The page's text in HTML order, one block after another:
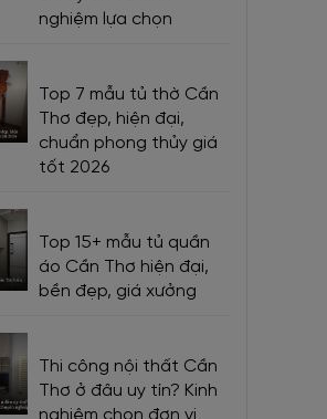
nghiệm lựa chọn
Top 7 mẫu tủ thờ Cần
Thơ đẹp, hiện đại,
chuẩn phong thủy giá
tốt 2026
Top 15+ mẫu tủ quần
áo Cần Thơ hiện đại,
bền đẹp, giá xưởng
Thi công nội thất Cần
Thơ ở đâu uy tín? Kinh
nghiệm chọn đơn vị